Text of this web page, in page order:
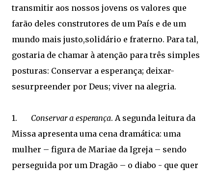
transmitir aos nossos jovens os valores que
farão deles construtores de um País e de um
mundo mais justo,solidário e fraterno. Para tal,
gostaria de chamar à atenção para três simples
posturas: Conservar a esperança; deixar-
sesurpreender por Deus; viver na alegria.
1. Conservar a esperança. A segunda leitura da
Missa apresenta uma cena dramática: uma
mulher – figura de Mariae da Igreja – sendo
perseguida por um Dragão – o diabo - que quer